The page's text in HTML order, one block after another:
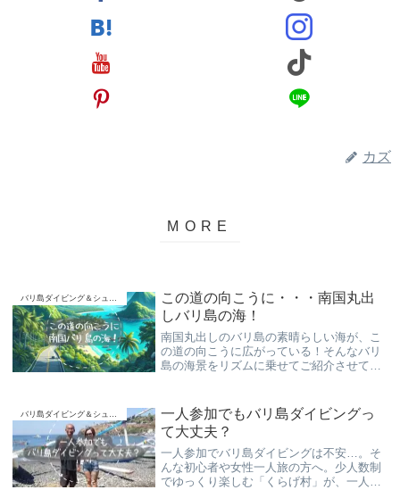
カズ
この道の向こうに・・・南国丸出
しバリ島の海！
南国丸出しのバリ島の素晴らしい海が、こ
の道の向こうに広がっている！そんなバリ
島の海景をリズムに乗せてご紹介させて頂
ブ”、是非ご覧下さい(*^▽^*)
一人参加でもバリ島ダイビングっ
て大丈夫？
一人参加でバリ島ダイビングは不安…。そ
んな初心者や女性一人旅の方へ。少人数制
でゆっくり楽しむ「くらげ村」が、一人参